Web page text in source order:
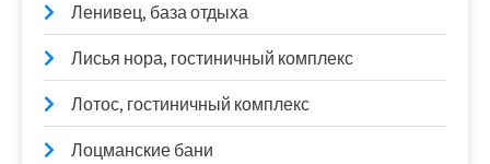
Ленивец, база отдыха
Лисья нора, гостиничный комплекс
Лотос, гостиничный комплекс
Лоцманские бани